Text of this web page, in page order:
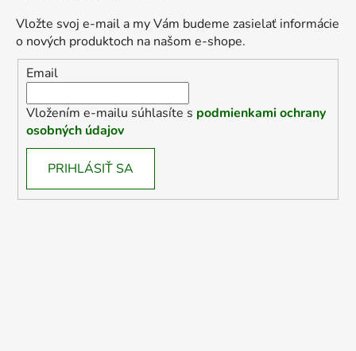
Vložte svoj e-mail a my Vám budeme zasielať informácie
o nových produktoch na našom e-shope.
Email
Vložením e-mailu súhlasíte s podmienkami ochrany
osobných údajov
PRIHLÁSIŤ SA